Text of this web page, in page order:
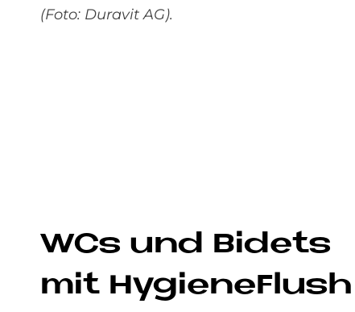
(Foto: Duravit AG).
WCs und Bi­dets
mit Hy­gie­ne­Flush